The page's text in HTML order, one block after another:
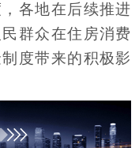
各地在后续推进
群众在住房消费
度带来的积极影